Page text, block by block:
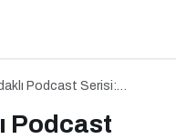
Podcast Serisi:
Podcast
Altın